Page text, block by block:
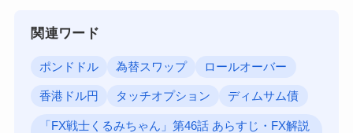
関連ワード
ポンドドル 為替スワップ ロールオーバー
香港ドル円 タッチオプション ディムサム債
「FX戦士くるみちゃん」第46話 あらすじ・FX解説